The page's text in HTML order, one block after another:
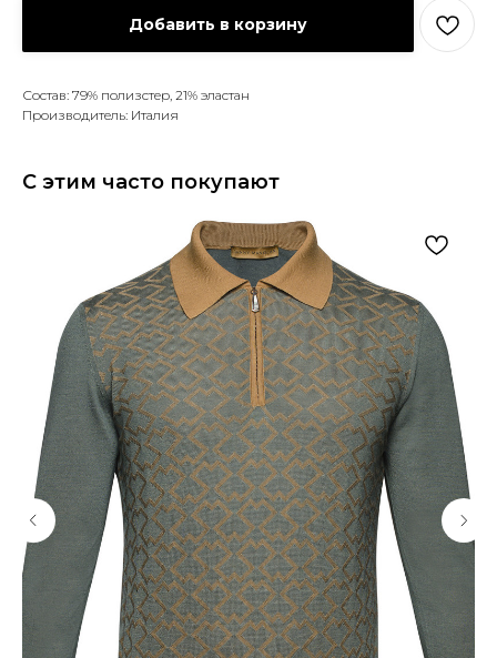
Добавить в корзину
Состав: 79% полизстер, 21% эластан
Производитель: Италия
С этим часто покупают